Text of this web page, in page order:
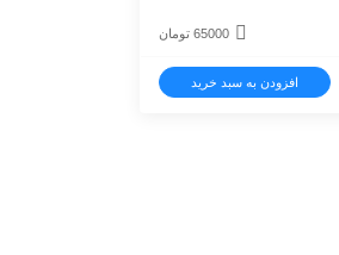
65000 تومان
افزودن به سبد خرید